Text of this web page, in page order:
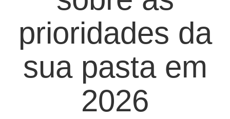
prioridades da
sua pasta em
2026